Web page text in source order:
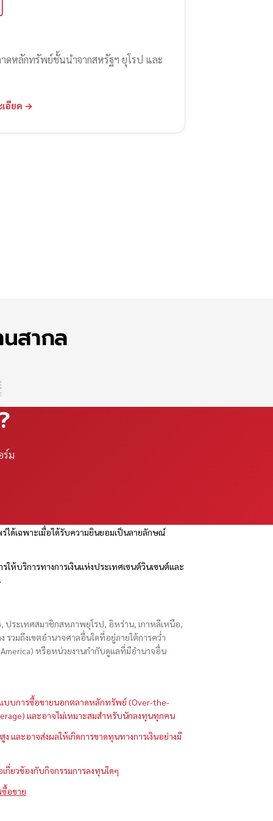
ดหลักทรัพย์ชั้นนำจากสหรัฐฯ ยุโรป และ
เอียด →
สากล
ร์ม
ได้เฉพาะเมื่อได้รับความยินยอมเป็นลายลักษณ์
ห้บริการทางการเงินแห่งประเทศเซนต์วินเซนต์และ
ประเทศสมาชิกสหภาพยุโรป, อิหร่าน, เกาหลีเหนือ,
รวมถึงเขตอำนาจศาลอื่นใดที่อยู่ภายใต้การคว่ำ
หรือหน่วยงานกำกับดูแลที่มีอำนาจอื่น
แบบการซื้อขายนอกตลาดหลักทรัพย์ (Over-the-
และอาจไม่เหมาะสมสำหรับนักลงทุนทุกคน
ง และอาจส่งผลให้เกิดการขาดทุนทางการเงินอย่างมี
กี่ยวข้องกับกิจกรรมการลงทุนใดๆ
ซื้อขาย